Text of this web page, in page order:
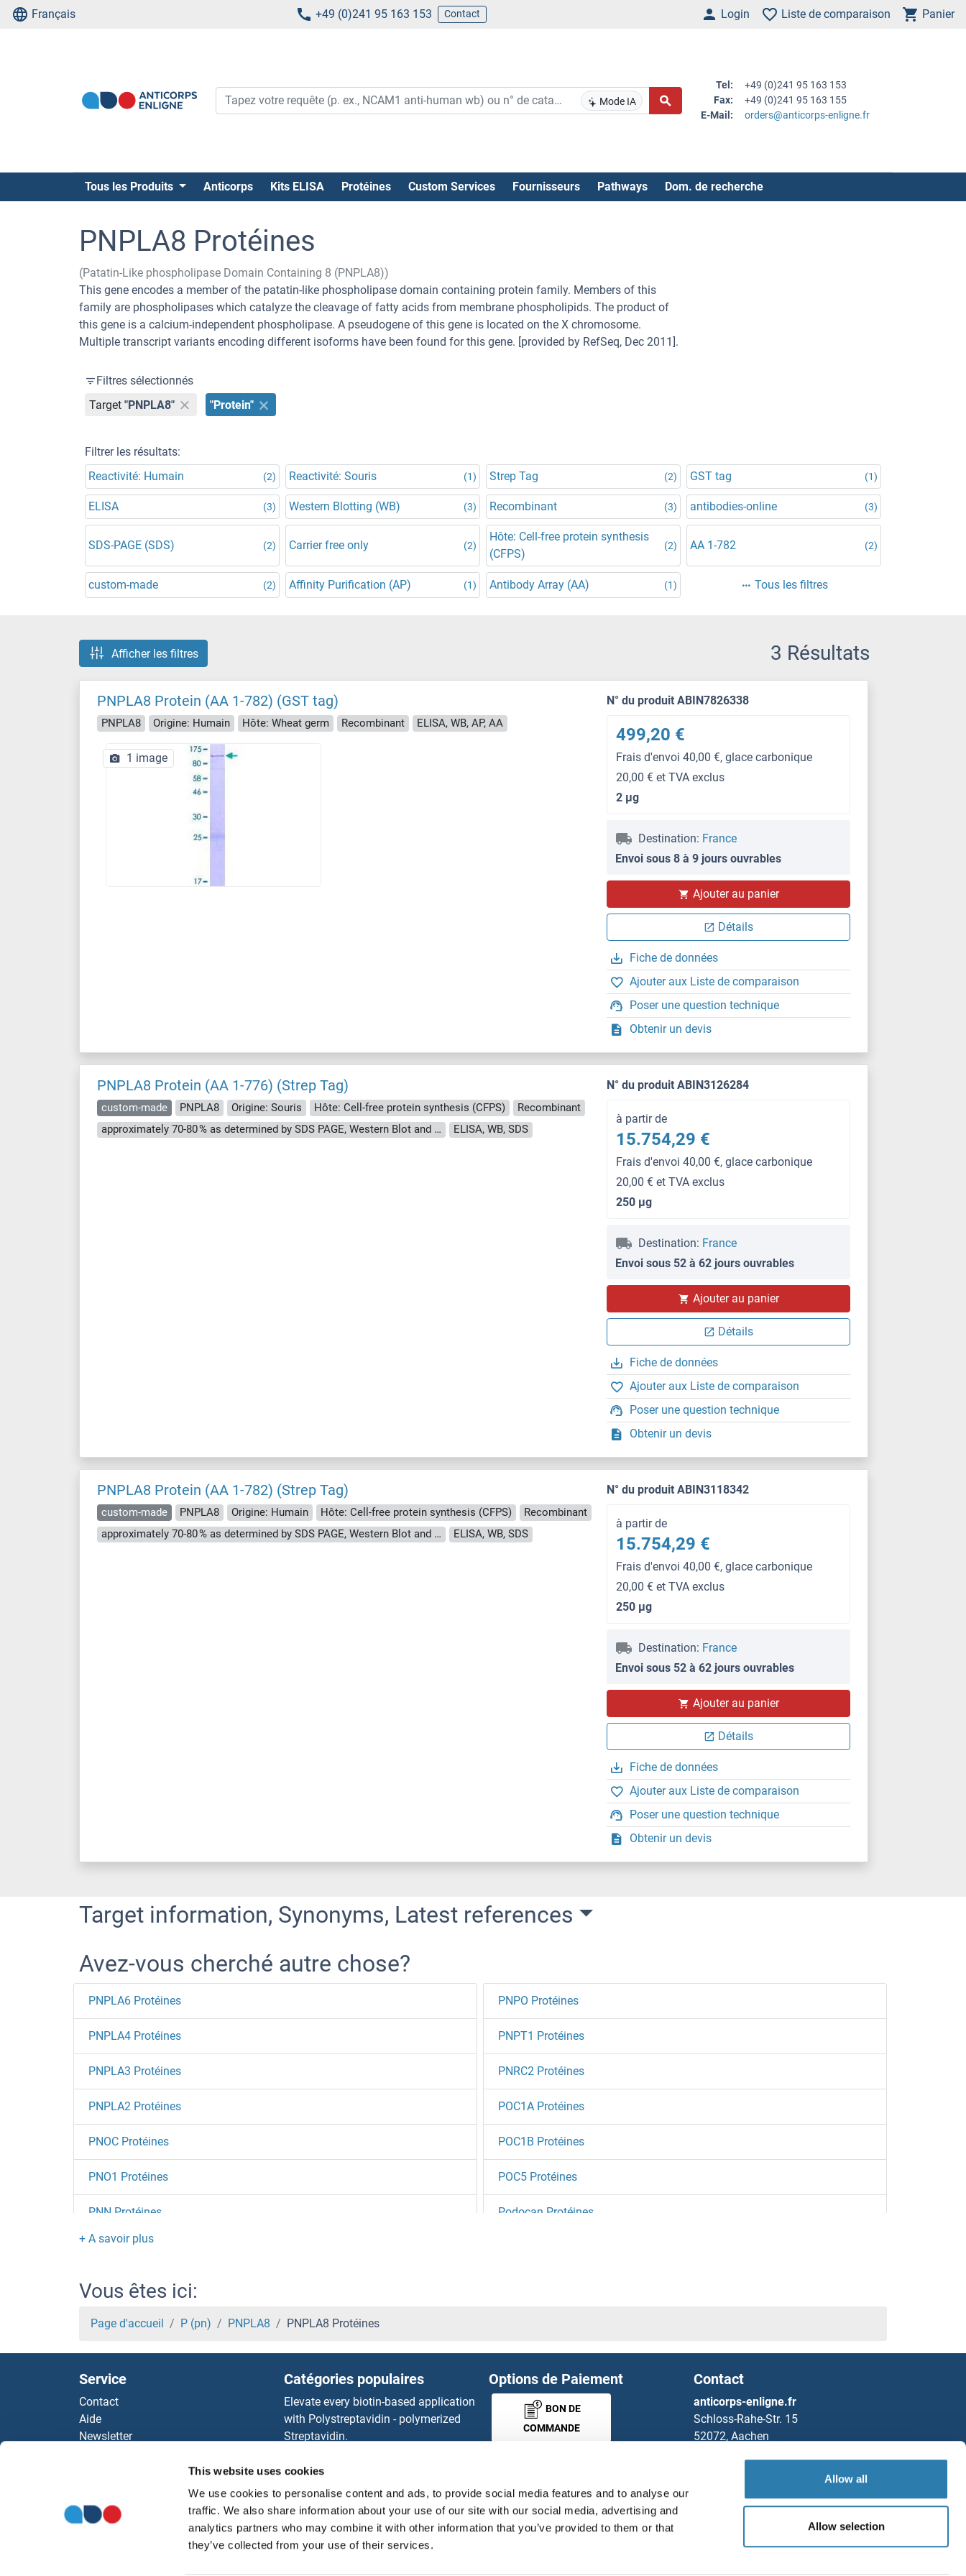
This website uses cookies
We use cookies to personalise content and ads, to provide social media features and to analyse our
traffic. We also share information about your use of our site with our social media, advertising and
analytics partners who may combine it with other information that you’ve provided to them or that
they’ve collected from your use of their services.
Allow all
Allow selection
Français +49 (0)241 95 163 153 Contact Login Liste de comparaison Panier
Mode IA
Tel:
+49 (0)241 95 163 153
Fax:
+49 (0)241 95 163 155
E-Mail:
orders@anticorps-enligne.fr
Tous les Produits Anticorps Kits ELISA Protéines Custom Services Fournisseurs Pathways Dom. de recherche
PNPLA8 Protéines
(Patatin-Like phospholipase Domain Containing 8 (PNPLA8))
This gene encodes a member of the patatin-like phospholipase domain containing protein family. Members of this
family are phospholipases which catalyze the cleavage of fatty acids from membrane phospholipids. The product of
this gene is a calcium-independent phospholipase. A pseudogene of this gene is located on the X chromosome.
Multiple transcript variants encoding different isoforms have been found for this gene. [provided by RefSeq, Dec 2011].
Filtres sélectionnés
Target "PNPLA8" "Protein"
Filtrer les résultats:
Reactivité: Humain
(2) Reactivité: Souris (1) Strep Tag (2) GST tag (1)
ELISA (3) Western Blotting (WB) (3) Recombinant (3) antibodies-online (3)
SDS-PAGE (SDS) (2) Carrier free only (2)
Hôte: Cell-free protein synthesis
(CFPS)
(2) AA 1-782 (2)
custom-made (2) Affinity Purification (AP) (1) Antibody Array (AA) (1) Tous les filtres
Afficher les filtres 3 Résultats
PNPLA8 Protein (AA 1-782) (GST tag)
PNPLA8 Origine: Humain Hôte: Wheat germ Recombinant ELISA, WB, AP, AA
1 image
N° du produit ABIN7826338
499,20 €
Frais d'envoi 40,00 €, glace carbonique
20,00 € et TVA exclus
2 μg
Destination: France
Envoi sous 8 à 9 jours ouvrables
Ajouter au panier
Détails
Fiche de données
Ajouter aux Liste de comparaison
Poser une question technique
Obtenir un devis
PNPLA8 Protein (AA 1-776) (Strep Tag)
custom-made PNPLA8 Origine: Souris Hôte: Cell-free protein synthesis (CFPS)
Recombinant
approximately 70-80 % as determined by SDS PAGE, Western Blot and analytical SEC (HPLC).
ELISA, WB, SDS
N° du produit ABIN3126284
à partir de
15.754,29 €
Frais d'envoi 40,00 €, glace carbonique
20,00 € et TVA exclus
250 μg
Destination: France
Envoi sous 52 à 62 jours ouvrables
Ajouter au panier
Détails
Fiche de données
Ajouter aux Liste de comparaison
Poser une question technique
Obtenir un devis
PNPLA8 Protein (AA 1-782) (Strep Tag)
custom-made PNPLA8 Origine: Humain Hôte: Cell-free protein synthesis (CFPS)
Recombinant
approximately 70-80 % as determined by SDS PAGE, Western Blot and analytical SEC (HPLC).
ELISA, WB, SDS
N° du produit ABIN3118342
à partir de
15.754,29 €
Frais d'envoi 40,00 €, glace carbonique
20,00 € et TVA exclus
250 μg
Destination: France
Envoi sous 52 à 62 jours ouvrables
Ajouter au panier
Détails
Fiche de données
Ajouter aux Liste de comparaison
Poser une question technique
Obtenir un devis
Target information, Synonyms, Latest references
Avez-vous cherché autre chose?
PNPLA6 Protéines
PNPLA4 Protéines
PNPLA3 Protéines
PNPLA2 Protéines
PNOC Protéines
PNO1 Protéines
PNN Protéines
PNMT Protéines
PNMA5 Protéines
PNMA3 Protéines
PNMA2 Protéines
PNMA1 Protéines
PNLIPRP2 Protéines
PNKD Protéines
PNPO Protéines
PNPT1 Protéines
PNRC2 Protéines
POC1A Protéines
POC1B Protéines
POC5 Protéines
Podocan Protéines
PODXL2 Protéines
POF1B Protéines
POFUT1 Protéines
POGK Protéines
POGLUT1 Protéines
Vous êtes ici:
Page d'accueil P (pn) PNPLA8 PNPLA8 Protéines
Service
Contact
Aide
Newsletter
Catégories populaires
Elevate every biotin-based application
with Polystreptavidin - polymerized
Streptavidin.
Rabbit RFP Antibody
Rockland Original products
ELISA Kits
antibodies online purchase process
Nos distributeurs
Options de Paiement
BON DE
COMMANDE
MONEY-BACK-
GUARANTEE
Contact
anticorps-enligne.fr
Schloss-Rahe-Str. 15
52072, Aachen
+49 (0)241 95 163 153
+49 (0)241 95 163 155
Rockland Immunochemicals, Inc.Sauvegarder / Partager